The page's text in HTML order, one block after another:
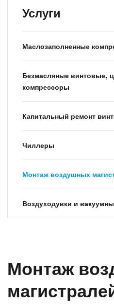
Услуги
Маслозаполненные
Безмасляные винтовые,
компрессоры
Капитальный ремонт
Чиллеры
Монтаж воздушных
Воздуходувки и
Монтаж